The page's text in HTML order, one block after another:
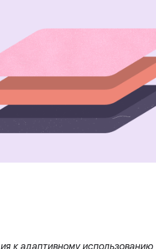
к адаптивному использованию